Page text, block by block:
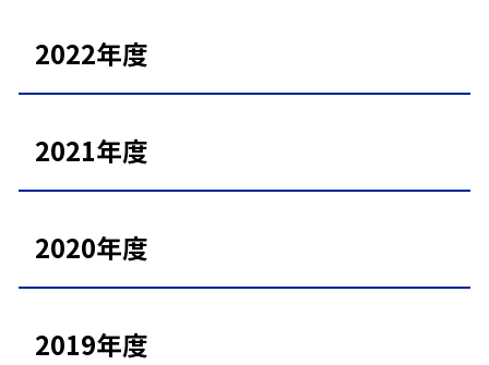
2022年度
2021年度
2020年度
2019年度